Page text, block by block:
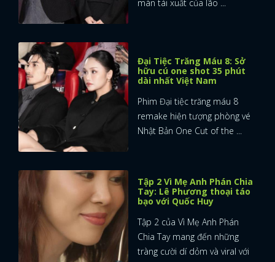
màn tái xuất của lão ...
Đại Tiệc Trăng Máu 8: Sở
hữu cú one shot 35 phút
dài nhất Việt Nam
Phim Đại tiệc trăng máu 8
remake hiện tượng phòng vé
Nhật Bản One Cut of the ...
Tập 2 Vì Mẹ Anh Phán Chia
Tay: Lê Phương thoại táo
bạo với Quốc Huy
Tập 2 của Vì Mẹ Anh Phán
Chia Tay mang đến những
tràng cười dí dỏm và viral với